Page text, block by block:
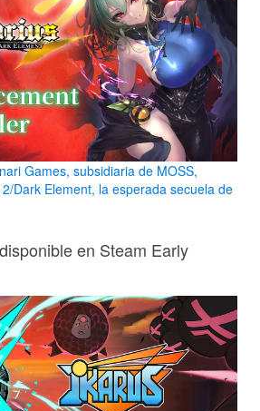
Games, subsidiaria de MOSS,
Dark Element, la esperada secuela de
en Steam Early